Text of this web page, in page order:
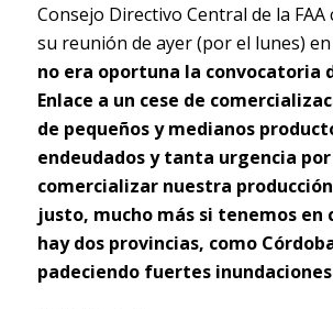
Consejo Directivo Central de la
su reunión de ayer (por el lunes)
no era oportuna la convocatoria
Enlace a un cese de
de pequeños y medianos
endeudados y tanta urgencia por
comercializar nuestra
justo, mucho más si tenemos en
hay dos provincias, como
padeciendo fuertes inundaciones